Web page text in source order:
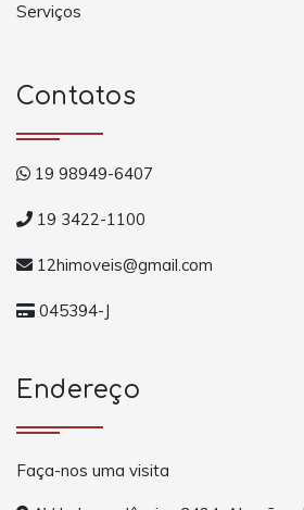
Serviços
Contatos
19 98949-6407
19 3422-1100
12himoveis@gmail.com
045394-J
Endereço
Faça-nos uma visita